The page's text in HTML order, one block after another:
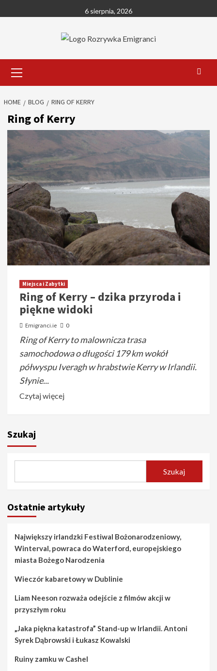
to
6 sierpnia, 2026
Menu
HOME BLOG RING OF KERRY
Ring of Kerry
Miejsca i Zabytki
Ring of Kerry – dzika przyroda i
piękne widoki
Emigranci.ie 0
Ring of Kerry to malownicza trasa
samochodowa o długości 179 km wokół
półwyspu Iveragh w hrabstwie Kerry w Irlandii.
Słynie...
Czytaj więcej
Szukaj
Szukaj
Ostatnie artykuły
Największy irlandzki Festiwal Bożonarodzeniowy,
Winterval, powraca do Waterford, europejskiego
miasta Bożego Narodzenia
Wieczór kabaretowy w Dublinie
Liam Neeson rozważa odejście z filmów akcji w
przyszłym roku
„Jaka piękna katastrofa” Stand-up w Irlandii. Antoni
Syrek Dąbrowski i Łukasz Kowalski
Ruiny zamku w Cashel